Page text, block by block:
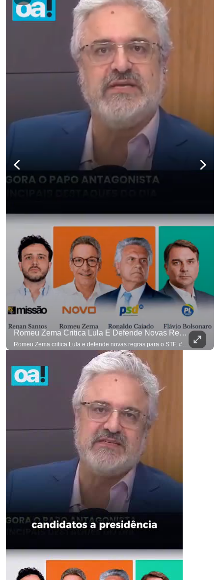
Romeu Zema Critica Lula E Defende Novas Regras Para O STF. #OAntagonista
Romeu Zema critica Lula e defende novas regras para o STF. #OAntagonista Se você busca informação com credibilidade, inscreva-se agora e ative o
para não perder nenhuma